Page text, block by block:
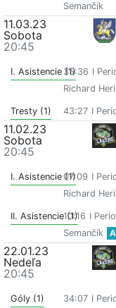
Semančík
11.03.23
Sobota
20:45
I. Asistencie (1)35:36 I
Richard
Tresty (1) 43:27 I
11.02.23
Sobota
20:45
I. Asistencie (1)07:09 I
Richard
II. Asistencie (1)
10:16 I
Semančík
22.01.23
Nedeľa
20:45
Góly (1) 34:07 I